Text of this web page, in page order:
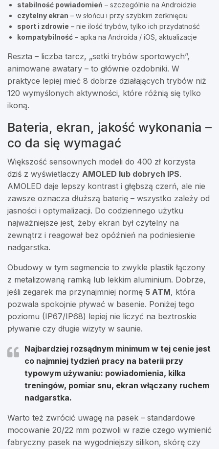
stabilność powiadomień – szczególnie na Androidzie
czytelny ekran – w słońcu i przy szybkim zerknięciu
sport i zdrowie – nie ilość trybów, tylko ich przydatność
kompatybilność – apka na Androida / iOS, aktualizacje
Reszta – liczba tarcz, „setki trybów sportowych”,
animowane awatary – to głównie ozdobniki. W
praktyce lepiej mieć 8 dobrze działających trybów niż
120 wymyślonych aktywności, które różnią się tylko
ikoną.
Bateria, ekran, jakość wykonania –
co da się wymagać
Większość sensownych modeli do 400 zł korzysta
dziś z wyświetlaczy AMOLED lub dobrych IPS.
AMOLED daje lepszy kontrast i głębszą czerń, ale nie
zawsze oznacza dłuższą baterię – wszystko zależy od
jasności i optymalizacji. Do codziennego użytku
najważniejsze jest, żeby ekran był czytelny na
zewnątrz i reagował bez opóźnień na podniesienie
nadgarstka.
Obudowy w tym segmencie to zwykle plastik łączony
z metalizowaną ramką lub lekkim aluminium. Dobrze,
jeśli zegarek ma przynajmniej normę 5 ATM, która
pozwala spokojnie pływać w basenie. Poniżej tego
poziomu (IP67/IP68) lepiej nie liczyć na beztroskie
pływanie czy długie wizyty w saunie.
Najbardziej rozsądnym minimum w tej cenie jest
co najmniej tydzień pracy na baterii przy
typowym używaniu: powiadomienia, kilka
treningów, pomiar snu, ekran włączany ruchem
nadgarstka.
Warto też zwrócić uwagę na pasek – standardowe
mocowanie 20/22 mm pozwoli w razie czego wymienić
fabryczny pasek na wygodniejszy silikon, skórę czy